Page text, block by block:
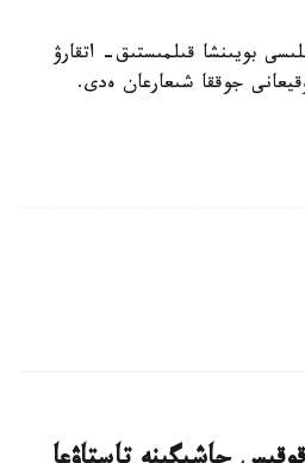
بويىنشا قىلمىستىق- اتقارۋ
جوققا شىعارعان ەدى.